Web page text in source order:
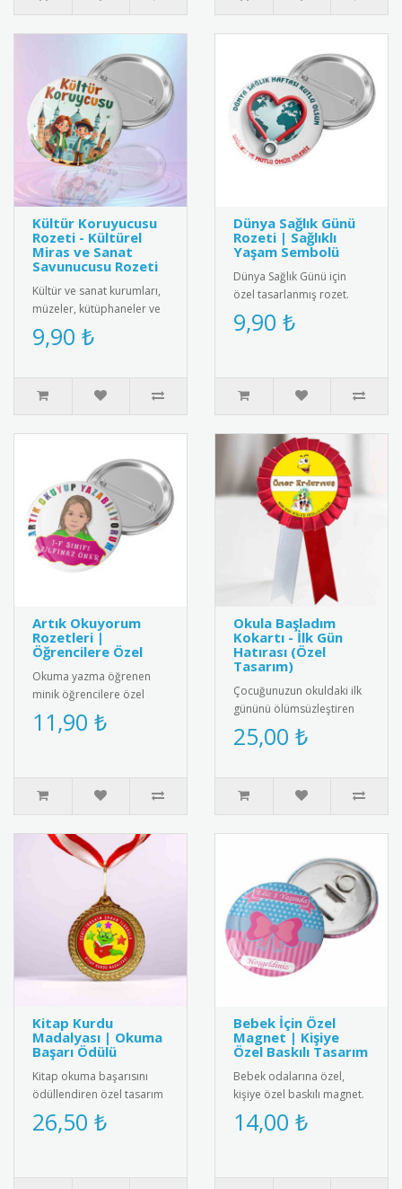
Kültür Koruyucusu
Rozeti - Kültürel
Miras ve Sanat
Savunucusu Rozeti
Kültür ve sanat kurumları,
müzeler, kütüphaneler ve
kültürel miras gönüllüleri
için özel olarak tasa..
9,90 ₺
Dünya Sağlık Günü
Rozeti | Sağlıklı
Yaşam Sembolü
Dünya Sağlık Günü için
özel tasarlanmış rozet.
Sağlıklı yaşam bilincini
yaymak için ideal
9,90 ₺
Artık Okuyorum
Rozetleri |
Öğrencilere Özel
Okuma yazma öğrenen
minik öğrencilere özel
olarak tasarlanmış "Artık
Okuyorum" rozetleri ile bu
11,90 ₺
Okula Başladım
Kokartı - İlk Gün
Hatırası (Özel
Tasarım)
Çocuğunuzun okuldaki ilk
gününü ölümsüzleştiren
şık ve özel tasarım "Okula
Başladım" kokartı. Kalite..
25,00 ₺
Kitap Kurdu
Madalyası | Okuma
Başarı Ödülü
Kitap okuma başarısını
ödüllendiren özel tasarım
madalya. Okuma
alışkanlığını teşvik etmek
26,50 ₺
Bebek İçin Özel
Magnet | Kişiye
Özel Baskılı Tasarım
Bebek odalarına özel,
kişiye özel baskılı magnet.
Buzdolabı, dolap ya da
ferforje süslemelerinde
14,00 ₺